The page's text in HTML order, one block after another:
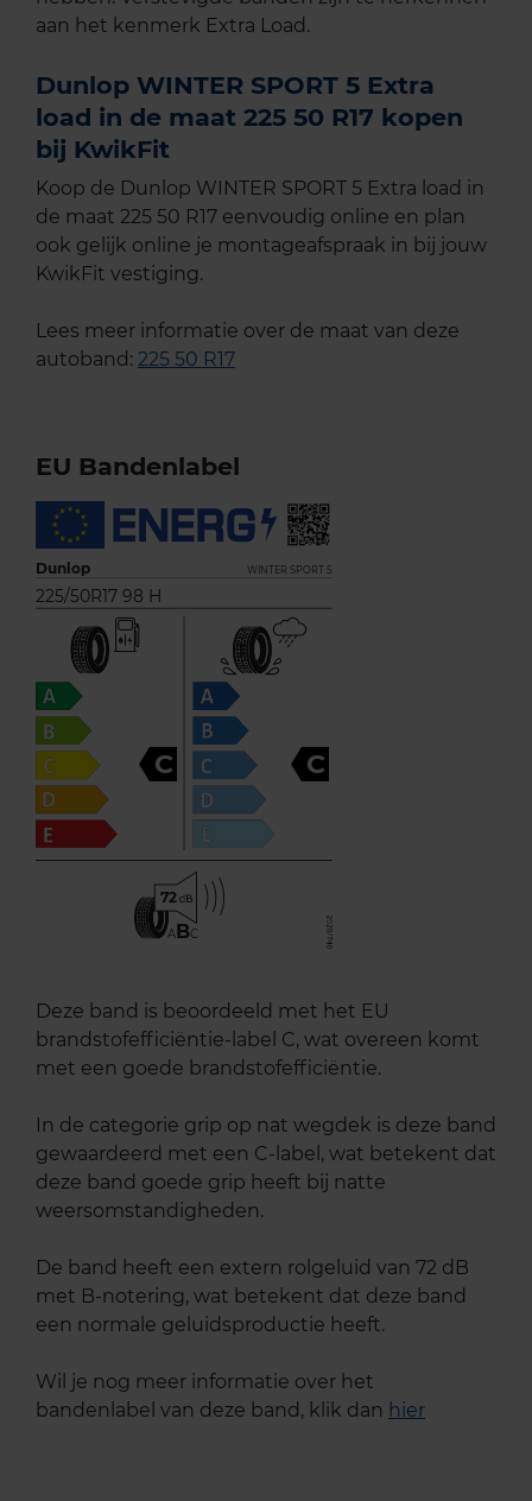
aan het kenmerk Extra Load.
Dunlop WINTER SPORT 5 Extra
load in de maat 225 50 R17 kopen
bij KwikFit
Koop de Dunlop WINTER SPORT 5 Extra load in
de maat 225 50 R17 eenvoudig online en plan
ook gelijk online je montageafspraak in bij jouw
KwikFit vestiging.
Lees meer informatie over de maat van deze
autoband: 225 50 R17
EU Bandenlabel
Dunlop WINTER SPORT 5
225/50R17 98 H
C C
72
ABC
Deze band is beoordeeld met het EU
brandstofefficiëntie-label C, wat overeen komt
met een goede brandstofefficiëntie.
In de categorie grip op nat wegdek is deze band
gewaardeerd met een C-label, wat betekent dat
deze band goede grip heeft bij natte
weersomstandigheden.
De band heeft een extern rolgeluid van 72 dB
met B-notering, wat betekent dat deze band
een normale geluidsproductie heeft.
Wil je nog meer informatie over het
bandenlabel van deze band, klik dan hier